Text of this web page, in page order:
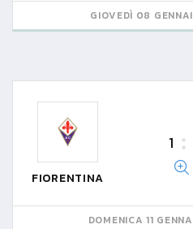
GIOVEDÌ 08
FIORENTINA
1
DOMENICA 11